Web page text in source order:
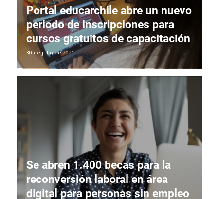
Portal educarchile abre un nuevo
periodo de inscripciones para
cursos gratuitos de capacitación
30 de julio de 2021
Se abren 1.400 becas para la
reconversión laboral en área
digital para personas sin empleo